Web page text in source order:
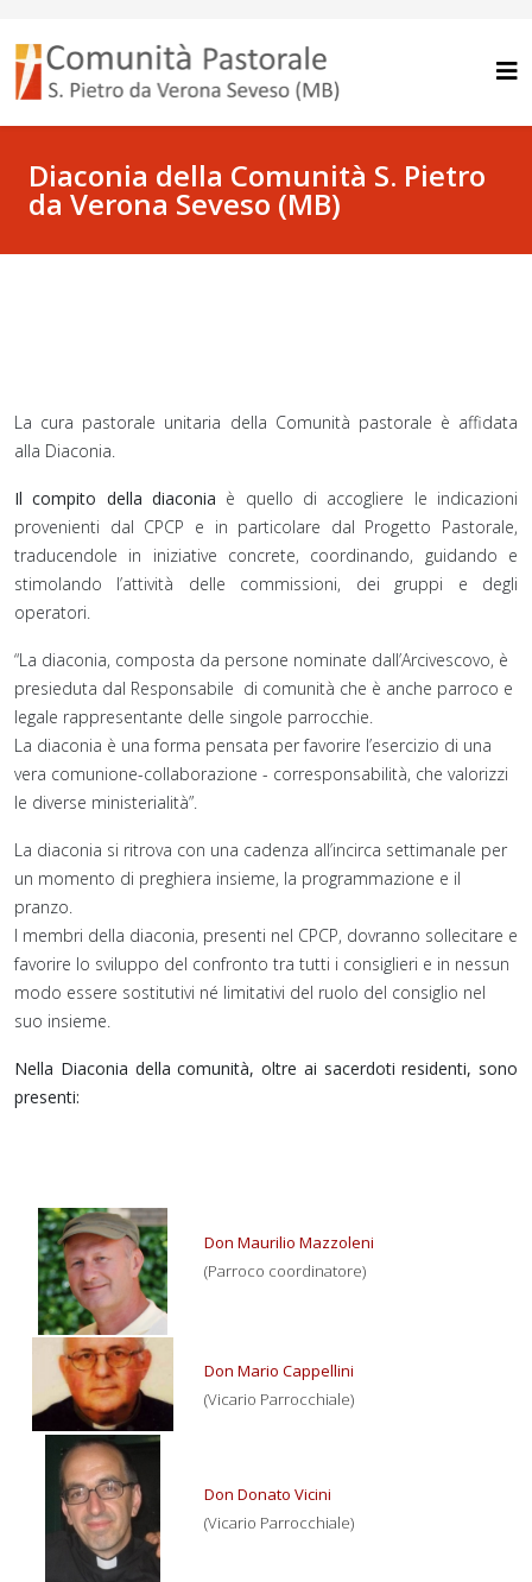
Diaconia della Comunità S. Pietro
da Verona Seveso (MB)
La cura pastorale unitaria della Comunità pastorale è affidata
alla Diaconia.
Il compito della diaconia è quello di accogliere le indicazioni
provenienti dal CPCP e in particolare dal Progetto Pastorale,
traducendole in iniziative concrete, coordinando, guidando e
stimolando l’attività delle commissioni, dei gruppi e degli
operatori.
“La diaconia, composta da persone nominate dall’Arcivescovo, è
presieduta dal Responsabile di comunità che è anche parroco e
legale rappresentante delle singole parrocchie.
La diaconia è una forma pensata per favorire l’esercizio di una
vera comunione-collaborazione - corresponsabilità, che valorizzi
le diverse ministerialità”.
La diaconia si ritrova con una cadenza all’incirca settimanale per
un momento di preghiera insieme, la programmazione e il
pranzo.
I membri della diaconia, presenti nel CPCP, dovranno sollecitare e
favorire lo sviluppo del confronto tra tutti i consiglieri e in nessun
modo essere sostitutivi né limitativi del ruolo del consiglio nel
suo insieme.
Nella Diaconia della comunità, oltre ai sacerdoti residenti, sono
presenti:
Don Maurilio Mazzoleni
(Parroco coordinatore)
Don Mario Cappellini
(Vicario Parrocchiale)
Don Donato Vicini
(Vicario Parrocchiale)